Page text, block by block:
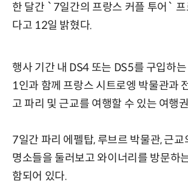
한 달간 `7일간의 프랑스 커플 투어`
다고 12일 밝혔다.
행사 기간 내 DS4 또는 DS5를 구입하
1인과 함께 프랑스 시트로엥 박물관과
고 파리 및 근교를 여행할 수 있는 여행
7일간 파리 에펠탑, 루브르 박물관, 근교
명소들을 둘러보고 와이너리를 방문하
함되어 있다.